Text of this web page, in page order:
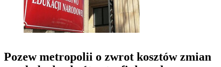
Pozew metropolii o zwrot kosztów zmian